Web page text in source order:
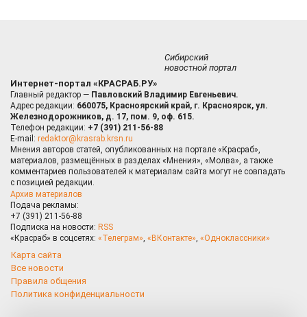
Сибирский
новостной портал
Интернет-портал «КРАСРАБ.РУ»
Главный редактор — Павловский Владимир Евгеньевич.
Адрес редакции: 660075, Красноярский край, г. Красноярск, ул.
Железнодорожников, д. 17, пом. 9, оф. 615.
Телефон редакции: +7 (391) 211-56-88
E-mail: redaktor@krasrab.krsn.ru
Мнения авторов статей, опубликованных на портале «Красраб»,
материалов, размещённых в разделах «Мнения», «Молва», а также
комментариев пользователей к материалам сайта могут не совпадать
с позицией редакции.
Архив материалов
Подача рекламы:
+7 (391) 211-56-88
Подписка на новости: RSS
«Красраб» в соцсетях: «Телеграм», «ВКонтакте», «Одноклассники»
Карта сайта
Все новости
Правила общения
Политика конфиденциальности